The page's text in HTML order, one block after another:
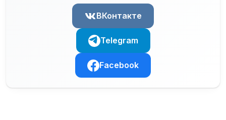
ВКонтакте
Telegram
Facebook